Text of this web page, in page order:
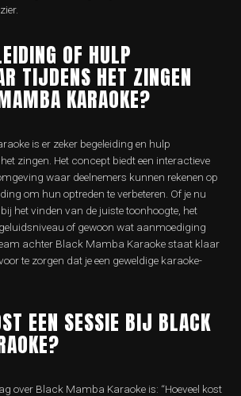
OF HULP
TIJDENS HET ZINGEN
KARAOKE?
is er zeker begeleiding en hulp
zingen. Het concept biedt een interactieve
waar deelnemers kunnen rekenen op
om hun optreden te verbeteren. Of je nu
het vinden van de juiste toonhoogte, het
of gewoon wat aanmoediging
achter Black Mamba Karaoke staat klaar
te zorgen dat je een geweldige karaoke-
EEN SESSIE BIJ BLACK
over Black Mamba Karaoke is: “Hoeveel kost